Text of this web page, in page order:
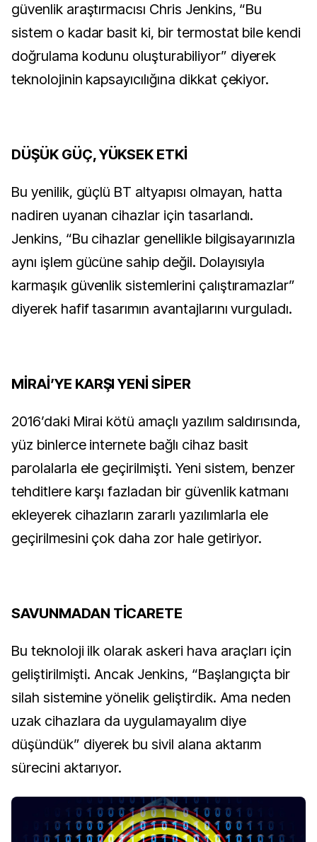
güvenlik araştırmacısı Chris Jenkins, “Bu
sistem o kadar basit ki, bir termostat bile kendi
doğrulama kodunu oluşturabiliyor” diyerek
teknolojinin kapsayıcılığına dikkat çekiyor.
DÜŞÜK GÜÇ, YÜKSEK ETKİ
Bu yenilik, güçlü BT altyapısı olmayan, hatta
nadiren uyanan cihazlar için tasarlandı.
Jenkins, “Bu cihazlar genellikle bilgisayarınızla
aynı işlem gücüne sahip değil. Dolayısıyla
karmaşık güvenlik sistemlerini çalıştıramazlar”
diyerek hafif tasarımın avantajlarını vurguladı.
MİRAİ’YE KARŞI YENİ SİPER
2016’daki Mirai kötü amaçlı yazılım saldırısında,
yüz binlerce internete bağlı cihaz basit
parolalarla ele geçirilmişti. Yeni sistem, benzer
tehditlere karşı fazladan bir güvenlik katmanı
ekleyerek cihazların zararlı yazılımlarla ele
geçirilmesini çok daha zor hale getiriyor.
SAVUNMADAN TİCARETE
Bu teknoloji ilk olarak askeri hava araçları için
geliştirilmişti. Ancak Jenkins, “Başlangıçta bir
silah sistemine yönelik geliştirdik. Ama neden
uzak cihazlara da uygulamayalım diye
düşündük” diyerek bu sivil alana aktarım
sürecini aktarıyor.